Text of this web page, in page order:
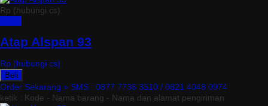
Rp (hubungi cs)
Atap Alspan 93
Rp (hubungi cs)
Beli
Order Sekarang » SMS : 0877 7736 3510 / 0821 4048 0974
ketik : Kode - Nama barang - Nama dan alamat pengiriman